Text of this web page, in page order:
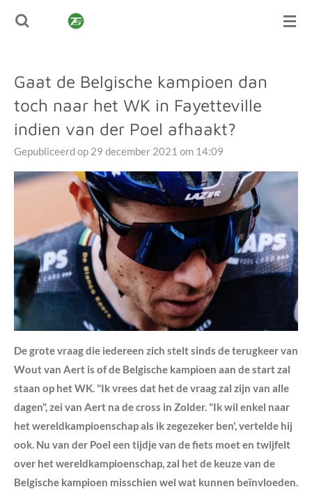
Ga
hoofdinhoud
Gaat de Belgische kampioen dan
toch naar het WK in Fayetteville
indien van der Poel afhaakt?
Gepubliceerd op 29 december 2021 om 14:09
De grote vraag die iedereen zich stelt sinds de terugkeer van
Wout van Aert is of de Belgische kampioen aan de start zal
staan op het WK. "Ik vrees dat het de vraag zal zijn van alle
dagen", zei van Aert na de cross in Zolder. "Ik wil enkel naar
het wereldkampioenschap als ik zegezeker ben', vertelde hij
ook. Nu van der Poel een tijdje van de fiets moet en twijfelt
over het wereldkampioenschap, zal het de keuze van de
Belgische kampioen misschien wel wat kunnen beïnvloeden.